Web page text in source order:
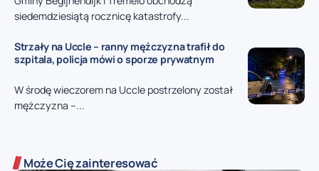
siedemdziesiątą rocznicę katastrofy...
Strzały na Uccle – ranny mężczyzna trafił do
szpitala, policja mówi o sporze prywatnym
W środę wieczorem na Uccle postrzelony został
mężczyzna –...
Może Cię zainteresować